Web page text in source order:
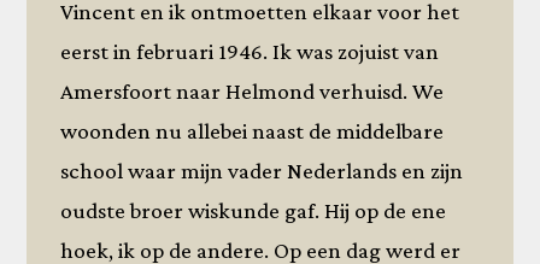
Vincent en ik ontmoetten elkaar voor het
eerst in februari 1946. Ik was zojuist van
Amersfoort naar Helmond verhuisd. We
woonden nu allebei naast de middelbare
school waar mijn vader Nederlands en zijn
oudste broer wiskunde gaf. Hij op de ene
hoek, ik op de andere. Op een dag werd er